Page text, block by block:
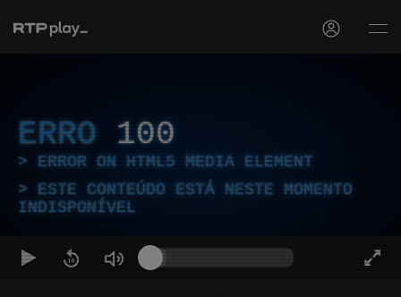
ERRO 100
ERROR ON HTML5 MEDIA ELEMENT
ESTE CONTEÚDO ESTÁ NESTE MOMENTO
INDISPONÍVEL